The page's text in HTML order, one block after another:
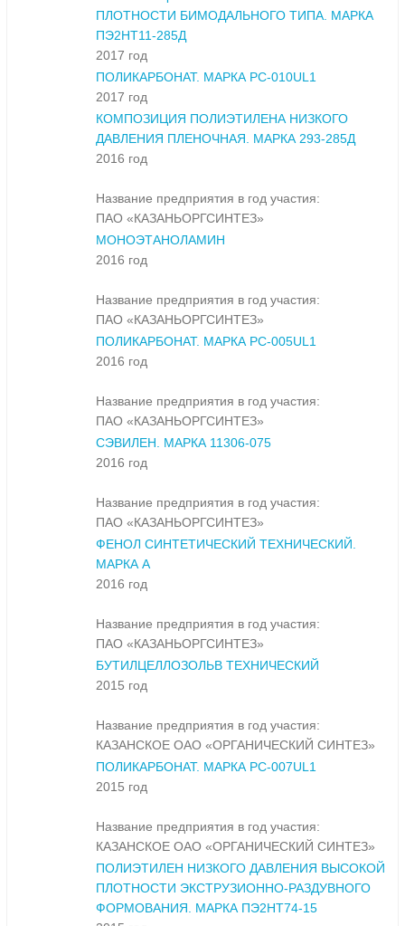
ПЛОТНОСТИ БИМОДАЛЬНОГО ТИПА. МАРКА
ПЭ2НТ11-285Д
2017 год
ПОЛИКАРБОНАТ. МАРКА PC-010UL1
2017 год
КОМПОЗИЦИЯ ПОЛИЭТИЛЕНА НИЗКОГО
ДАВЛЕНИЯ ПЛЕНОЧНАЯ. МАРКА 293-285Д
2016 год
Название предприятия в год участия:
ПАО «КАЗАНЬОРГСИНТЕЗ»
МОНОЭТАНОЛАМИН
2016 год
Название предприятия в год участия:
ПАО «КАЗАНЬОРГСИНТЕЗ»
ПОЛИКАРБОНАТ. МАРКА PC-005UL1
2016 год
Название предприятия в год участия:
ПАО «КАЗАНЬОРГСИНТЕЗ»
СЭВИЛЕН. МАРКА 11306-075
2016 год
Название предприятия в год участия:
ПАО «КАЗАНЬОРГСИНТЕЗ»
ФЕНОЛ СИНТЕТИЧЕСКИЙ ТЕХНИЧЕСКИЙ.
МАРКА А
2016 год
Название предприятия в год участия:
ПАО «КАЗАНЬОРГСИНТЕЗ»
БУТИЛЦЕЛЛОЗОЛЬВ ТЕХНИЧЕСКИЙ
2015 год
Название предприятия в год участия:
КАЗАНСКОЕ ОАО «ОРГАНИЧЕСКИЙ СИНТЕЗ»
ПОЛИКАРБОНАТ. МАРКА PC-007UL1
2015 год
Название предприятия в год участия:
КАЗАНСКОЕ ОАО «ОРГАНИЧЕСКИЙ СИНТЕЗ»
ПОЛИЭТИЛЕН НИЗКОГО ДАВЛЕНИЯ ВЫСОКОЙ
ПЛОТНОСТИ ЭКСТРУЗИОННО-РАЗДУВНОГО
ФОРМОВАНИЯ. МАРКА ПЭ2НТ74-15